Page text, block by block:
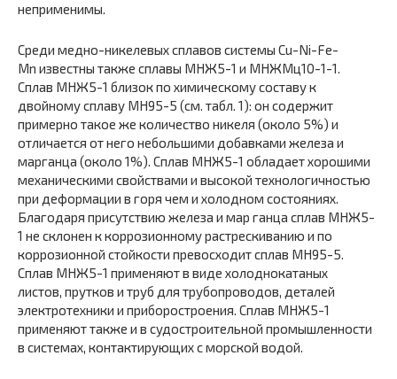
неприменимы.
Среди медно-никелевых сплавов системы Cu-Ni-Fe-
Mn известны также сплавы МНЖ5-1 и МНЖМц10-1-1.
Сплав МНЖ5-1 близок по химическому составу к
двойному сплаву МН95-5 (см. табл. 1): он содержит
примерно такое же количество никеля (около 5%) и
отличается от него небольшими добавками железа и
марганца (около 1%). Сплав МНЖ5-1 обладает хорошими
механическими свойствами и высокой технологичностью
при деформации в горя чем и холодном состояниях.
Благодаря присутствию железа и мар ганца сплав МНЖ5-
1 не склонен к коррозионному растрескиванию и по
коррозионной стойкости превосходит сплав МН95-5.
Сплав МНЖ5-1 применяют в виде холоднокатаных
листов, прутков и труб для трубопроводов, деталей
электротехники и приборостроения. Сплав МНЖ5-1
применяют также и в судостроительной промышленности
в системах, контактирующих с морской водой.